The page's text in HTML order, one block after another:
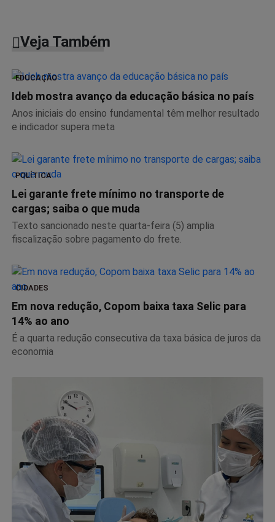
Veja Também
EDUCAÇÃO
Ideb mostra avanço da educação básica no país
Anos iniciais do ensino fundamental têm melhor resultado
e indicador supera meta
POLÍTICA
Lei garante frete mínimo no transporte de
cargas; saiba o que muda
Texto sancionado neste quarta-feira (5) amplia
fiscalização sobre pagamento do frete.
CIDADES
Em nova redução, Copom baixa taxa Selic para
14% ao ano
É a quarta redução consecutiva da taxa básica de juros da
economia